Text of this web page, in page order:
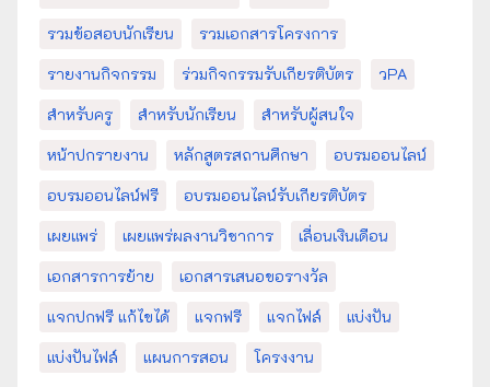
รวมข้อสอบนักเรียน
รวมเอกสารโครงการ
รายงานกิจกรรม
ร่วมกิจกรรมรับเกียรติบัตร
วPA
สำหรับครู
สำหรับนักเรียน
สำหรับผู้สนใจ
หน้าปกรายงาน
หลักสูตรสถานศึกษา
อบรมออนไลน์
อบรมออนไลน์ฟรี
อบรมออนไลน์รับเกียรติบัตร
เผยแพร่
เผยแพร่ผลงานวิชาการ
เลื่อนเงินเดือน
เอกสารการย้าย
เอกสารเสนอขอรางวัล
แจกปกฟรี แก้ไขได้
แจกฟรี แจกไฟล์
แบ่งปัน
แบ่งปันไฟล์
แผนการสอน โครงงาน